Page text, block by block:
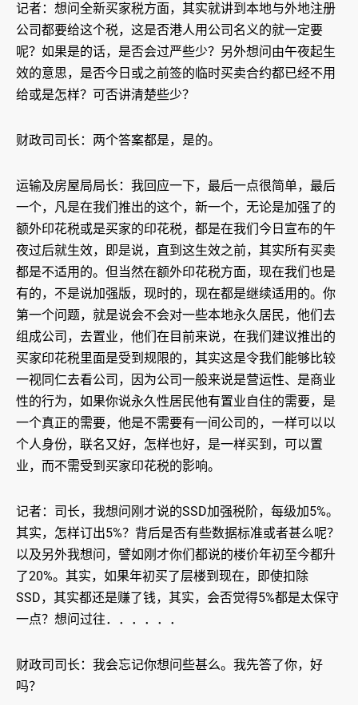
记者：想问全新买家税方面，其实就讲到本地与外地注册
公司都要给这个税，这是否港人用公司名义的就一定要
呢？如果是的话，是否会过严些少？另外想问由午夜起生
效的意思，是否今日或之前签的临时买卖合约都已经不用
给或是怎样？可否讲清楚些少？
财政司司长：两个答案都是，是的。
运输及房屋局局长：我回应一下，最后一点很简单，最后
一个，凡是在我们推出的这个，新一个，无论是加强了的
额外印花税或是买家的印花税，都是在我们今日宣布的午
夜过后就生效，即是说，直到这生效之前，其实所有买卖
都是不适用的。但当然在额外印花税方面，现在我们也是
有的，不是说加强版，现时的，现在都是继续适用的。你
第一个问题，就是说会不会对一些本地永久居民，他们去
组成公司，去置业，他们在目前来说，在我们建议推出的
买家印花税里面是受到规限的，其实这是令我们能够比较
一视同仁去看公司，因为公司一般来说是营运性、是商业
性的行为，如果你说永久性居民他有置业自住的需要，是
一个真正的需要，他是不需要有一间公司的，一样可以以
个人身份，联名又好，怎样也好，是一样买到，可以置
业，而不需受到买家印花税的影响。
记者：司长，我想问刚才说的SSD加强税阶，每级加5%。
其实，怎样订出5%？背后是否有些数据标准或者甚么呢？
以及另外我想问，譬如刚才你们都说的楼价年初至今都升
了20%。其实，如果年初买了层楼到现在，即使扣除
SSD，其实都还是赚了钱，其实，会否觉得5%都是太保守
一点？想问过往．．．．．．
财政司司长：我会忘记你想问些甚么。我先答了你，好
吗？